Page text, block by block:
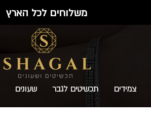
משלוחים לכל הארץ
צמידים תכשיטים לגבר שעונים